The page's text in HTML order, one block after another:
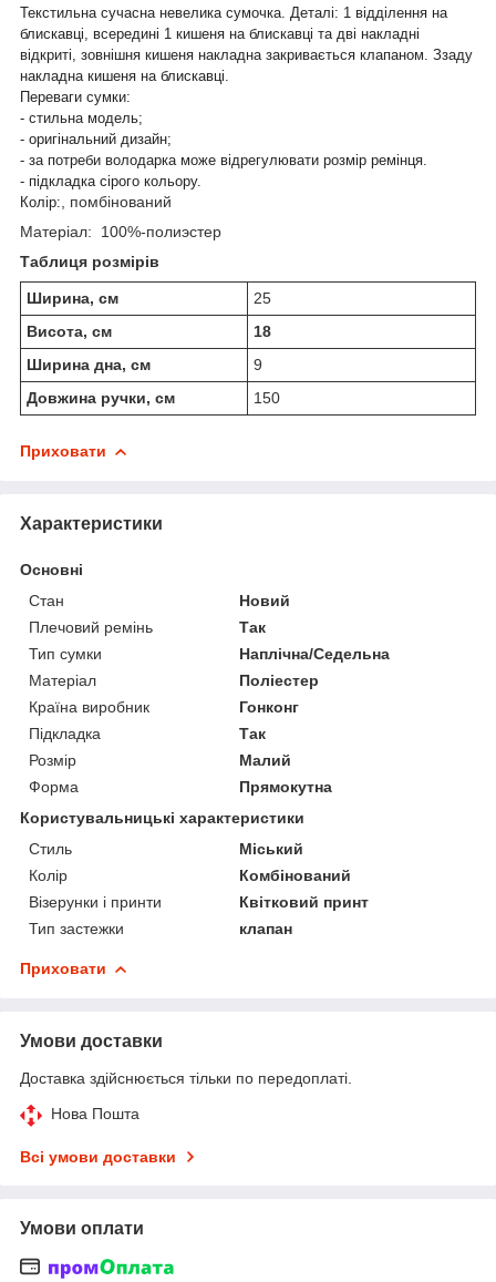
Текстильна сучасна невелика сумочка. Деталі: 1 відділення на
блискавці, всередині 1 кишеня на блискавці та дві накладні
відкриті, зовнішня кишеня накладна закривається клапаном. Ззаду
накладна кишеня на блискавці.
Переваги сумки:
- стильна модель;
- оригінальний дизайн;
- за потреби володарка може відрегулювати розмір ремінця.
- підкладка сірого кольору.
Колір: , помбінований
Матеріал: 100%-полиэстер
Таблиця розмірів
Ширина, cм
25
Висота, см
18
Ширина дна, см
9
Довжина ручки, см
150
Приховати
Характеристики
Основні
Стан
Новий
Плечовий ремінь
Так
Тип сумки
Наплічна/Седельна
Матеріал
Поліестер
Країна виробник
Гонконг
Підкладка
Так
Розмір
Малий
Форма
Прямокутна
Користувальницькі характеристики
Стиль
Міський
Колір
Комбінований
Візерунки і принти
Квітковий принт
Тип застежки
клапан
Приховати
Умови доставки
Доставка здійснюється тільки по передоплаті.
Нова Пошта
Всі умови доставки
Умови оплати